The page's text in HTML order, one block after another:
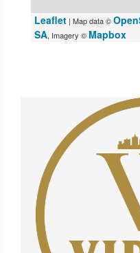
Leaflet | Map data ©
SA, Imagery © Mapbox